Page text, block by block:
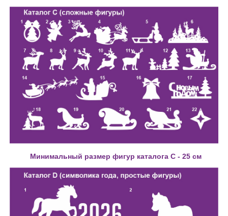
Минимальный размер фигур каталога С - 25 см